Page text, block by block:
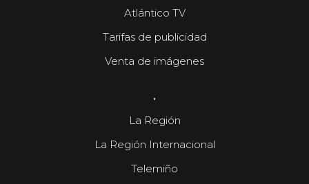
Atlántico TV
Tarifas de publicidad
Venta de imágenes
.
La Región
La Región Internacional
Telemiño